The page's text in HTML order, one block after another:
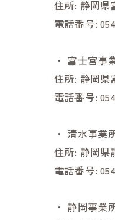
住所: 静岡県
電話番号:
・ 富士宮事
住所: 静岡県
電話番号:
・ 清水事業
住所: 静岡県
電話番号:
・静岡事業